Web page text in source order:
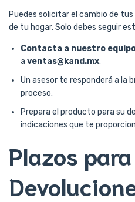
Puedes solicitar el cambio de
de tu hogar. Solo debes seguir
Contacta a nuestro
a ventas@kand.mx.
Un asesor te responderá a la
proceso.
Prepara el producto para su
indicaciones que te
Plazos